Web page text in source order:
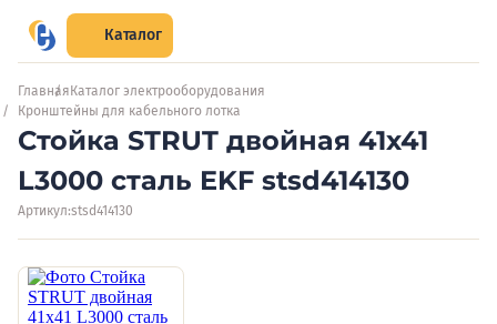
Каталог
Главная Каталог электрооборудования
Кронштейны для кабельного лотка
Стойка STRUT двойная 41х41
L3000 сталь EKF stsd414130
Артикул:stsd414130